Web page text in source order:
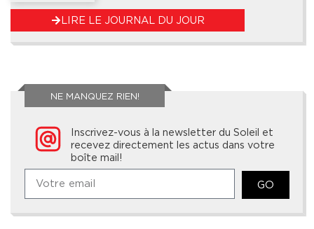
LIRE LE JOURNAL DU JOUR
NE MANQUEZ RIEN!
Inscrivez-vous à la newsletter du Soleil et
recevez directement les actus dans votre
boîte mail!
GO